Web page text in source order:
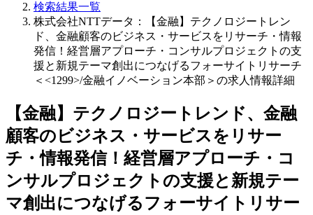
検索結果一覧
株式会社NTTデータ：【金融】テクノロジートレン
ド、金融顧客のビジネス・サービスをリサーチ・情報
発信！経営層アプローチ・コンサルプロジェクトの支
援と新規テーマ創出につなげるフォーサイトリサーチ
＜<1299>/金融イノベーション本部＞の求人情報詳細
【金融】テクノロジートレンド、金融
顧客のビジネス・サービスをリサー
チ・情報発信！経営層アプローチ・コ
ンサルプロジェクトの支援と新規テー
マ創出につなげるフォーサイトリサー